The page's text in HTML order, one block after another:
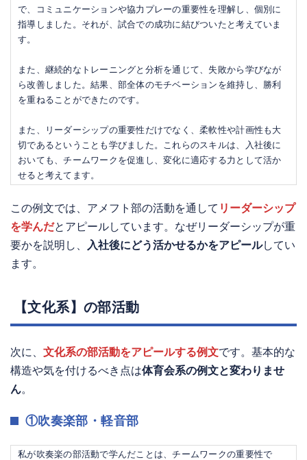
で、コミュニケーションや協力プレーの重要性を理解し、個別に
指導しました。それが、試合での成功に結びついたと考えていま
す。
また、継続的なトレーニングと分析を通じて、失敗から学びなが
ら改善しました。結果、部全体のモチベーションを維持し、勝利
を重ねることができたのです。
また、リーダーシップの重要性だけでなく、柔軟性や計画性も大
切であるということも学びました。これらのスキルは、入社後に
おいても、チームワークを促進し、変化に適応する力として活か
せると考えてます。
この例文では、アメフト部の活動を通して リーダーシップ
を学んだとアピールしています。なぜリーダーシップが重
要かを説明し、
入社後にどう活かせるかをアピールしてい
ます。
【文化系】の部活動
次に、 文化系の部活動をアピールする例文です。基本的な
構造や気を付けるべき点は体育会系の例文と変わりませ
ん。
①吹奏楽部・軽音部
私が吹奏楽の部活動で学んだことは、チームワークの重要性で